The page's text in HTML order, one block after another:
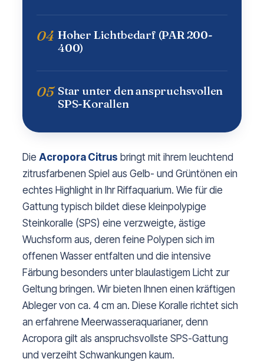
04 Hoher Lichtbedarf (PAR 200-
400)
05 Star unter den anspruchsvollen
SPS-Korallen
Die Acropora Citrus bringt mit ihrem leuchtend
zitrusfarbenen Spiel aus Gelb- und Grüntönen ein
echtes Highlight in Ihr Riffaquarium. Wie für die
Gattung typisch bildet diese kleinpolypige
Steinkoralle (SPS) eine verzweigte, ästige
Wuchsform aus, deren feine Polypen sich im
offenen Wasser entfalten und die intensive
Färbung besonders unter blaulastigem Licht zur
Geltung bringen. Wir bieten Ihnen einen kräftigen
Ableger von ca. 4 cm an. Diese Koralle richtet sich
an erfahrene Meerwasseraquarianer, denn
Acropora gilt als anspruchsvollste SPS-Gattung
und verzeiht Schwankungen kaum.